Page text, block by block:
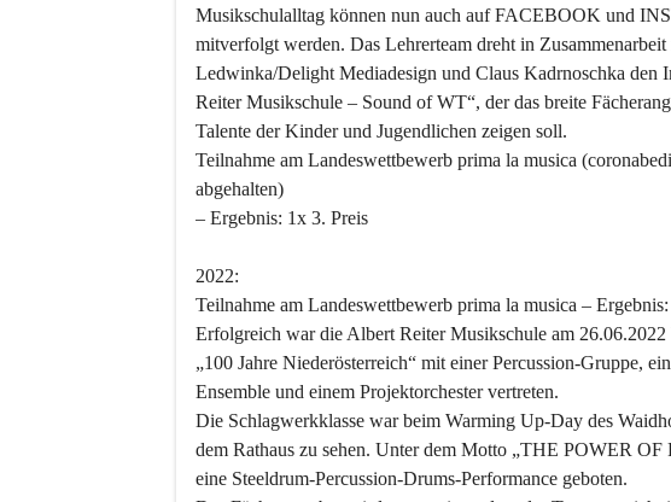
Musikschulalltag können nun auch auf FACEBOOK und
mitverfolgt werden. Das Lehrerteam dreht in
Ledwinka/Delight Mediadesign und Claus Kadrnoschka den
Reiter Musikschule – Sound of WT“, der das breite
Talente der Kinder und Jugendlichen zeigen soll.
Teilnahme am Landeswettbewerb prima la musica
abgehalten)
– Ergebnis: 1x 3. Preis
2022:
Teilnahme am Landeswettbewerb prima la musica –
Erfolgreich war die Albert Reiter Musikschule am 26.06.2022
„100 Jahre Niederösterreich“ mit einer Percussion-Gruppe,
Ensemble und einem Projektorchester vertreten.
Die Schlagwerkklasse war beim Warming Up-Day des
dem Rathaus zu sehen. Unter dem Motto „THE POWER
eine Steeldrum-Percussion-Drums-Performance geboten.